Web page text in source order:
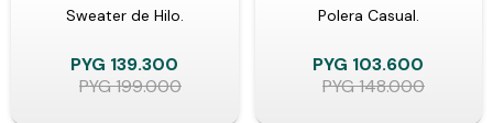
Sweater de Hilo.
PYG 139.300
PYG199.000
Polera Casual.
PYG 103.600
PYG148.000